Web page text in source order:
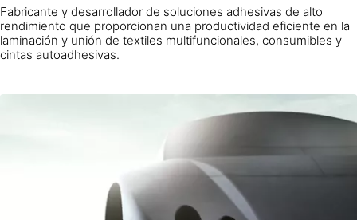
Fabricante y desarrollador de soluciones adhesivas de alto
rendimiento que proporcionan una productividad eficiente en la
laminación y unión de textiles multifuncionales, consumibles y
cintas autoadhesivas.